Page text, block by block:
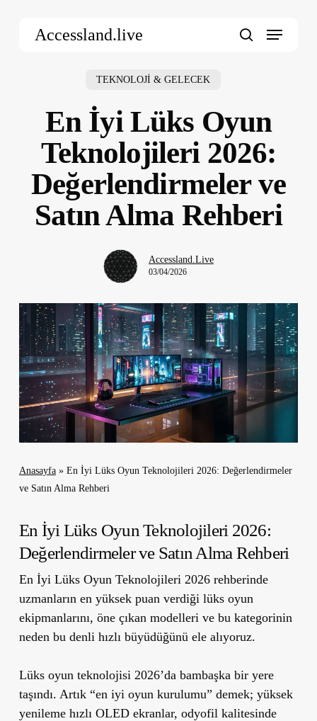
Accessland.live Menu
TEKNOLOJİ & GELECEK
En İyi Lüks Oyun
Teknolojileri 2026:
Değerlendirmeler ve
Satın Alma Rehberi
Accessland.Live
03/04/2026
Anasayfa» En İyi Lüks Oyun Teknolojileri 2026: Değerlendirmeler
ve Satın Alma Rehberi
En İyi Lüks Oyun Teknolojileri 2026:
Değerlendirmeler ve Satın Alma Rehberi
En İyi Lüks Oyun Teknolojileri 2026 rehberinde
uzmanların en yüksek puan verdiği lüks oyun
ekipmanlarını, öne çıkan modelleri ve bu kategorinin
neden bu denli hızlı büyüdüğünü ele alıyoruz.
Lüks oyun teknolojisi 2026’da bambaşka bir yere
taşındı. Artık “en iyi oyun kurulumu” demek; yüksek
yenileme hızlı OLED ekranlar, odyofil kalitesinde